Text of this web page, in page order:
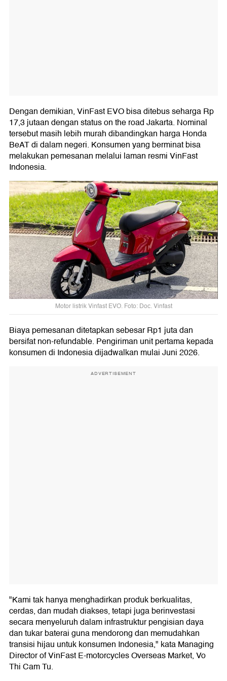
Dengan demikian, VinFast EVO bisa ditebus seharga Rp
17,3 jutaan dengan status on the road Jakarta. Nominal
tersebut masih lebih murah dibandingkan harga Honda
BeAT di dalam negeri. Konsumen yang berminat bisa
melakukan pemesanan melalui laman resmi VinFast
Indonesia.
Motor listrik Vinfast EVO. Foto: Doc. Vinfast
Biaya pemesanan ditetapkan sebesar Rp1 juta dan
bersifat non-refundable. Pengiriman unit pertama kepada
konsumen di Indonesia dijadwalkan mulai Juni 2026.
ADVERTISEMENT
"Kami tak hanya menghadirkan produk berkualitas,
cerdas, dan mudah diakses, tetapi juga berinvestasi
secara menyeluruh dalam infrastruktur pengisian daya
dan tukar baterai guna mendorong dan memudahkan
transisi hijau untuk konsumen Indonesia," kata Managing
Director of VinFast E-motorcycles Overseas Market, Vo
Thi Cam Tu.